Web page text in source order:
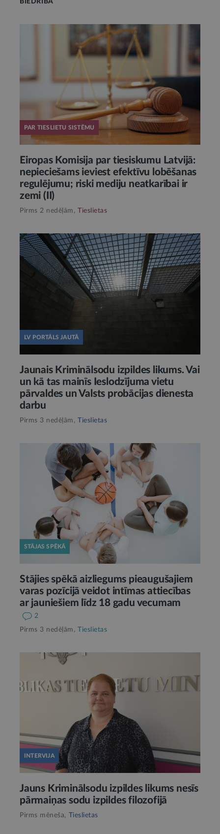
BIEDRĪBA
PAR TIESLIETU SISTĒMU
Eiropas Komisija par tiesiskumu Latvijā:
nepieciešams ieviest efektīvu lobēšanas
regulējumu; riski mediju neatkarībai ir
zemi (II)
Pirms 2 nedēļām, Tieslietas
LV PORTĀLS JAUTĀ
Jaunais Kriminālsodu izpildes likums. Vai
un kā tas mainīs Ieslodzījuma vietu
pārvaldes un Valsts probācijas dienesta
darbu
Pirms 3 nedēļām, Tieslietas
STĀJAS SPĒKĀ
Stājies spēkā aizliegums pieaugušajiem
varas pozīcijā veidot intīmas attiecības
ar jauniešiem līdz 18 gadu vecumam
2
Pirms 3 nedēļām, Tieslietas
INTERVIJA
Jauns Kriminālsodu izpildes likums nesīs
pārmaiņas sodu izpildes filozofijā
Pirms mēneša, Tieslietas